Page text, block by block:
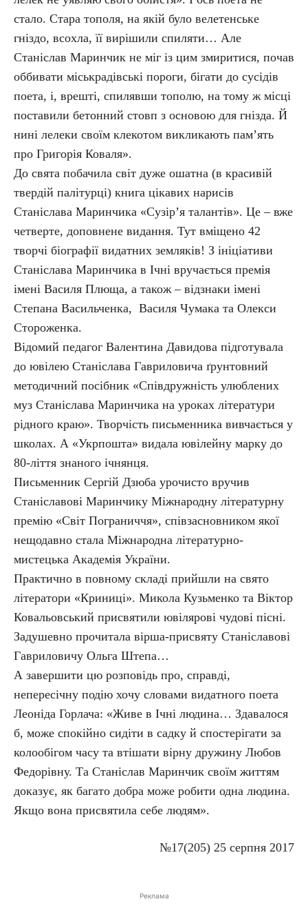
стало. Стара тополя, на якій було велетенське
гніздо, всохла, її вирішили спиляти… Але
Станіслав Маринчик не міг із цим змиритися, почав
оббивати міськрадівські пороги, бігати до сусідів
поета, і, врешті, спилявши тополю, на тому ж місці
поставили бетонний стовп з основою для гнізда. Й
нині лелеки своїм клекотом викликають пам’ять
про Григорія Коваля».
До свята побачила світ дуже ошатна (в красивій
твердій палітурці) книга цікавих нарисів
Станіслава Маринчика «Сузір’я талантів». Це – вже
четверте, доповнене видання. Тут вміщено 42
творчі біографії видатних земляків! З ініціативи
Станіслава Маринчика в Ічні вручається премія
імені Василя Плюща, а також – відзнаки імені
Степана Васильченка, Василя Чумака та Олекси
Стороженка.
Відомий педагог Валентина Давидова підготувала
до ювілею Станіслава Гавриловича ґрунтовний
методичний посібник «Співдружність улюблених
муз Станіслава Маринчика на уроках літератури
рідного краю». Творчість письменника вивчається у
школах. А «Укрпошта» видала ювілейну марку до
80-ліття знаного ічнянця.
Письменник Сергій Дзюба урочисто вручив
Станіславові Маринчику Міжнародну літературну
премію «Світ Пограниччя», співзасновником якої
нещодавно стала Міжнародна літературно-
мистецька Академія України.
Практично в повному складі прийшли на свято
літератори «Криниці». Микола Кузьменко та Віктор
Ковальовський присвятили ювілярові чудові пісні.
Задушевно прочитала вірша-присвяту Станіславові
Гавриловичу Ольга Штепа…
А завершити цю розповідь про, справді,
непересічну подію хочу словами видатного поета
Леоніда Горлача: «Живе в Ічні людина… Здавалося
б, може спокійно сидіти в садку й спостерігати за
колообігом часу та втішати вірну дружину Любов
Федорівну. Та Станіслав Маринчик своїм життям
доказує, як багато добра може робити одна людина.
Якщо вона присвятила себе людям».
№17(205) 25 серпня 2017
Реклама